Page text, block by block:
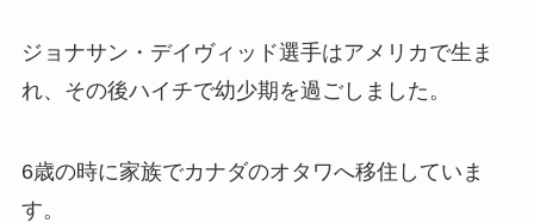
ジョナサン・デイヴィッド選手はアメリカで生ま
れ、その後ハイチで幼少期を過ごしました。
6歳の時に家族でカナダのオタワへ移住していま
す。